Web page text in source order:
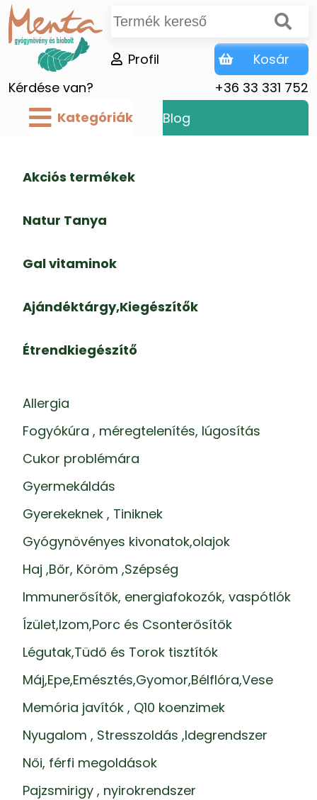
Kérdése van? +36 33 331 752
Profil Kosár
Kategóriák Blog
Akciós termékek
Natur Tanya
Gal vitaminok
Ajándéktárgy,Kiegészítők
Étrendkiegészítő
Allergia
Fogyókúra , méregtelenítés, lúgosítás
Cukor problémára
Gyermekáldás
Gyerekeknek , Tiniknek
Gyógynövényes kivonatok,olajok
Haj ,Bőr, Köröm ,Szépség
Immunerősítők, energiafokozók, vaspótlók
Ízület,Izom,Porc és Csonterősítők
Légutak,Tüdő és Torok tisztítók
Máj,Epe,Emésztés,Gyomor,Bélflóra,Vese
Memória javítók , Q10 koenzimek
Nyugalom , Stresszoldás ,Idegrendszer
Női, férfi megoldások
Pajzsmirigy , nyirokrendszer